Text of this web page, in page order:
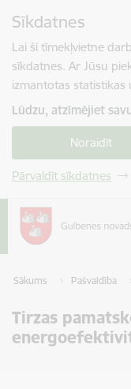
Sīkdatnes
Lai šī tīmekļvietne
sīkdatnes. Ar Jūsu
izmantotas statistikas
Lūdzu, atzīmējiet
Noraidīt
Pārvaldīt sīkdatnes
Sākums Pašvaldība
Tirzas